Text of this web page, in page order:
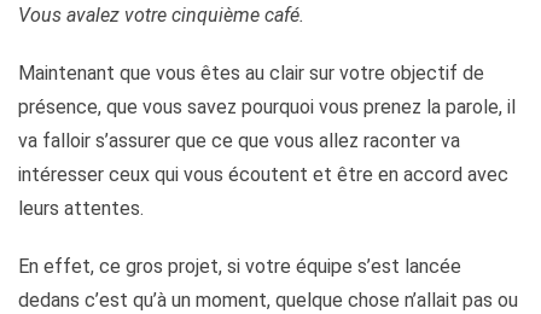
Vous avalez votre cinquième café.
Maintenant que vous êtes au clair sur votre objectif de
présence, que vous savez pourquoi vous prenez la parole, il
va falloir s’assurer que ce que vous allez raconter va
intéresser ceux qui vous écoutent et être en accord avec
leurs attentes.
En effet, ce gros projet, si votre équipe s’est lancée
dedans c’est qu’à un moment, quelque chose n’allait pas ou